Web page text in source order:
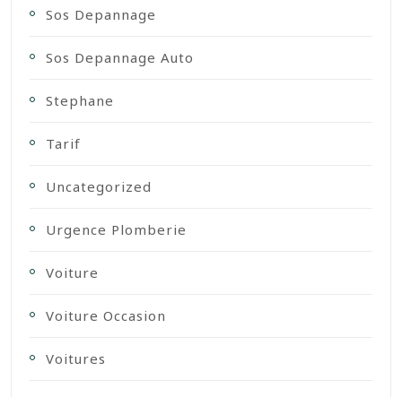
Sos Depannage
Sos Depannage Auto
Stephane
Tarif
Uncategorized
Urgence Plomberie
Voiture
Voiture Occasion
Voitures